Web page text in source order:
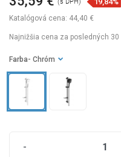
Katalógová cena: 44,40 €
(s DPH)
Najnižšia cena za posledných 30
Farba - Chróm
-